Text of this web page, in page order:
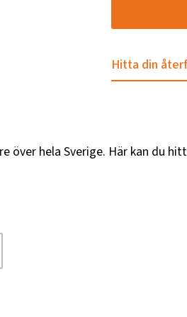
Hitta din
över hela Sverige. Här kan du